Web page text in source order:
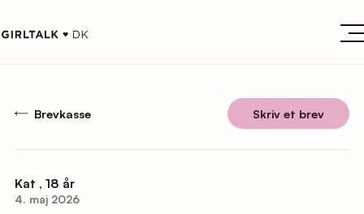
Brevkasse Skriv et brev
Kat , 18 år
4. maj 2026